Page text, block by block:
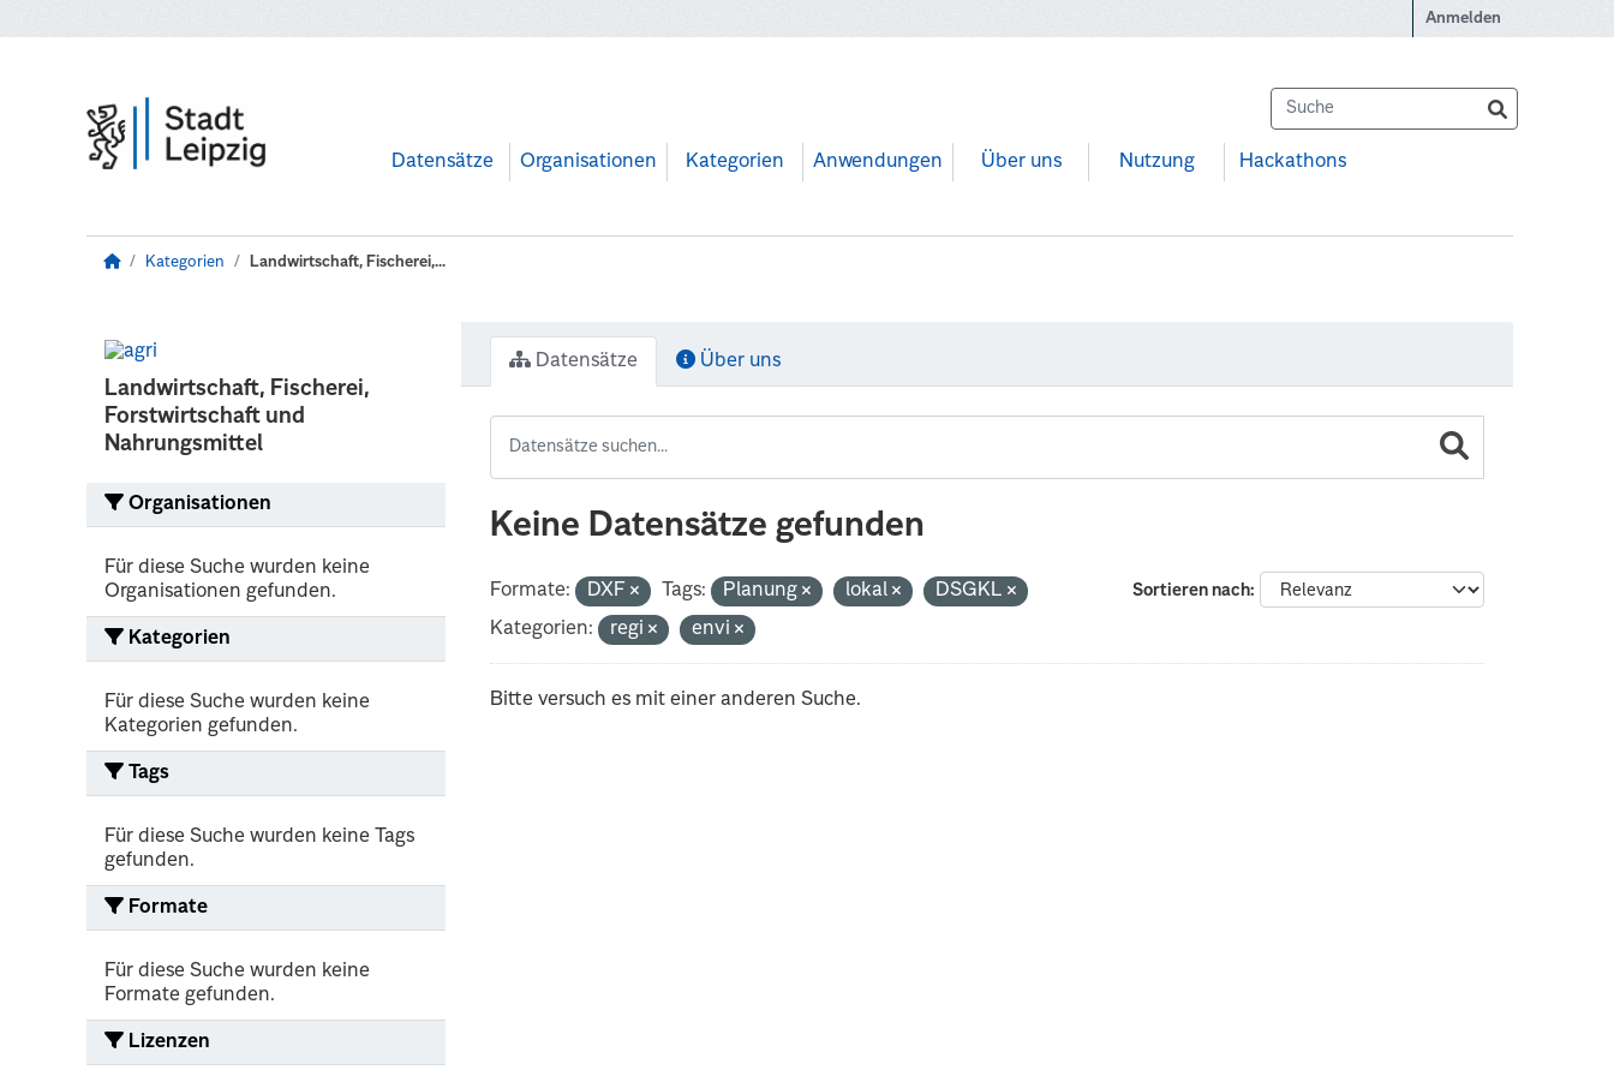
Anmelden
Datensätze Organisationen Kategorien Anwendungen Über uns Nutzung Hackathons
Kategorien Landwirtschaft, Fischerei,...
Landwirtschaft, Fischerei,
Forstwirtschaft und
Nahrungsmittel
Organisationen
Für diese Suche wurden keine
Organisationen gefunden.
Kategorien
Für diese Suche wurden keine
Kategorien gefunden.
Tags
Für diese Suche wurden keine Tags
gefunden.
Formate
Für diese Suche wurden keine
Formate gefunden.
Lizenzen
Datensätze Über uns
Keine Datensätze gefunden
Sortieren nach
Formate: DXF Tags: Planung lokal
DSGKL
Kategorien:
regi envi
Bitte versuch es mit einer anderen Suche.